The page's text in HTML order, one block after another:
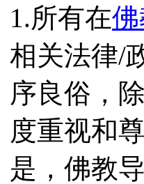
1.所有在
相关法律/
序良俗，
度重视和
是，佛教